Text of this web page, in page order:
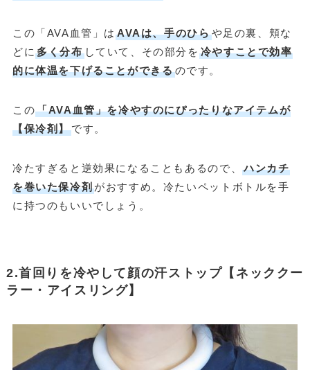
この「AVA血管」はAVAは、手のひらや足の裏、頬な
どに多く分布していて、その部分を 冷やすことで効率
的に体温を下げることができるのです。
この「AVA血管」を冷やすのにぴったりなアイテムが
【保冷剤】です。
冷たすぎると逆効果になることもあるので、ハンカチ
を巻いた保冷剤がおすすめ。冷たいペットボトルを手
に持つのもいいでしょう。
2.首回りを冷やして顔の汗ストップ【ネッククー
ラー・アイスリング】